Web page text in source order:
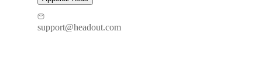
support@headout.com